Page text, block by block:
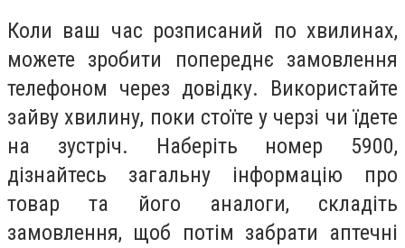
Коли ваш час розписаний по хвилинах,
можете зробити попереднє замовлення
телефоном через довідку. Використайте
зайву хвилину, поки стоїте у черзі чи їдете
на зустріч. Наберіть номер 5900,
дізнайтесь загальну інформацію про
товар та його аналоги, складіть
замовлення, щоб потім забрати аптечні